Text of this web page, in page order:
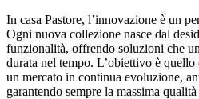
In casa Pastore, l’innovazione è un
Ogni nuova collezione nasce dal
funzionalità, offrendo soluzioni che
durata nel tempo. L’obiettivo è
un mercato in continua evoluzione,
garantendo sempre la massima